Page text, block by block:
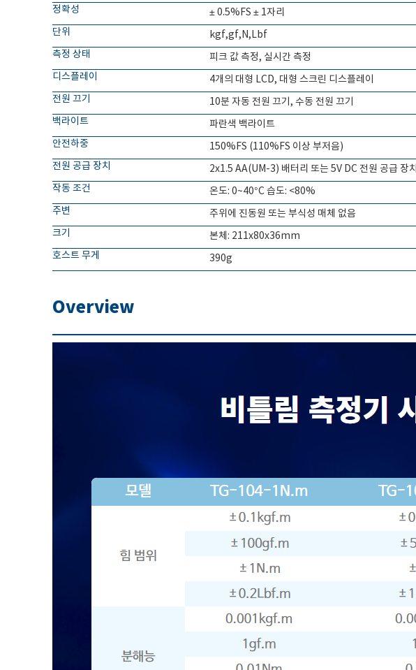
정확성
± 0.5%FS ± 1자리
단위
kgf,gf,N,Lbf
측정 상태
피크 값 측정, 실시간 측정
디스플레이
4개의 대형 LCD, 대형 스크린 디스플레이
전원 끄기
10분 자동 전원 끄기, 수동 전원 끄기
백라이트
파란색 백라이트
안전하중
150%FS (110%FS 이상 부저음)
전원 공급 장치
2x1.5 AA(UM-3) 배터리 또는 5V DC 전원 공급 장치
작동 조건
온도: 0~40°C 습도: <80%
주변
주위에 진동원 또는 부식성 매체 없음
크기
본체: 211x80x36mm
호스트 무게
390g
Overview